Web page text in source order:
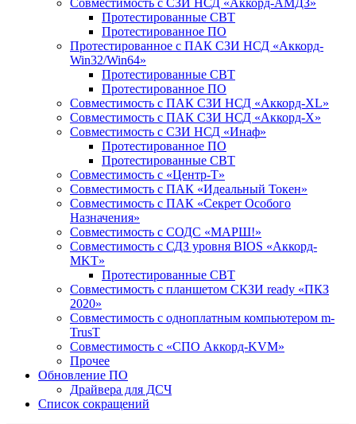
Совместимость с СЗИ НСД «Аккорд-АМДЗ»
Протестированные СВТ
Протестированное ПО
Протестированное с ПАК СЗИ НСД «Аккорд-
Win32/Win64»
Протестированные СВТ
Протестированное ПО
Совместимость с ПАК СЗИ НСД «Аккорд-ХL»
Совместимость с ПАК СЗИ НСД «Аккорд-Х»
Совместимость с СЗИ НСД «Инаф»
Протестированное ПО
Протестированные СВТ
Совместимость с «Центр-Т»
Совместимость с ПАК «Идеальный Токен»
Совместимость с ПАК «Секрет Особого
Назначения»
Cовместимость с СОДС «МАРШ!»
Совместимость с СДЗ уровня BIOS «Аккорд-
MKT»
Протестированные СВТ
Совместимость с планшетом СКЗИ ready «ПКЗ
2020»
Совместимость с одноплатным компьютером m-
TrusT
Совместимость с «СПО Аккорд-KVM»
Прочее
Обновление ПО
Драйвера для ДСЧ
Список сокращений